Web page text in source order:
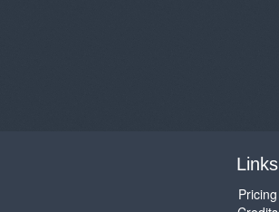
Links
Pricing